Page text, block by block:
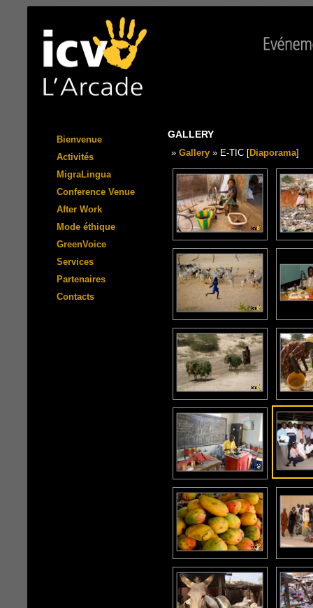
Bienvenue
Activités
MigraLingua
Conference Venue
After Work
Mode éthique
GreenVoice
Services
Partenaires
Contacts
GALLERY
» Gallery » E-TIC [Diaporama]